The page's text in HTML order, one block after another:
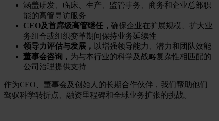
涵盖研发、临床、生产、监管事务、商务和企业总部职
能的高管寻访服务
CEO及首席级高管继任， 确保企业在扩展规模、扩大业
务组合或组织变革期间保持业务延续性
领导力评估与发展， 以增强领导能力、潜力和团队效能
董事会咨询， 为与本行业的科学及战略复杂性相匹配的
公司治理提供支持
作为CEO、董事会及创始人的长期合作伙伴，我们帮助他们
驾驭科学转折点、融资里程碑和全球业务扩张的挑战。